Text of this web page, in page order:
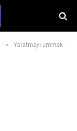
» Yaratmayı ummak